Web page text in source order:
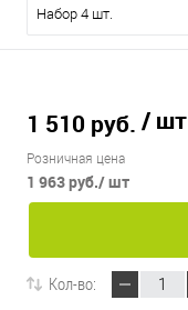
Набор 4 шт.
1 510 руб. / шт
Розничная цена
1 963 руб./ шт
Кол-во: